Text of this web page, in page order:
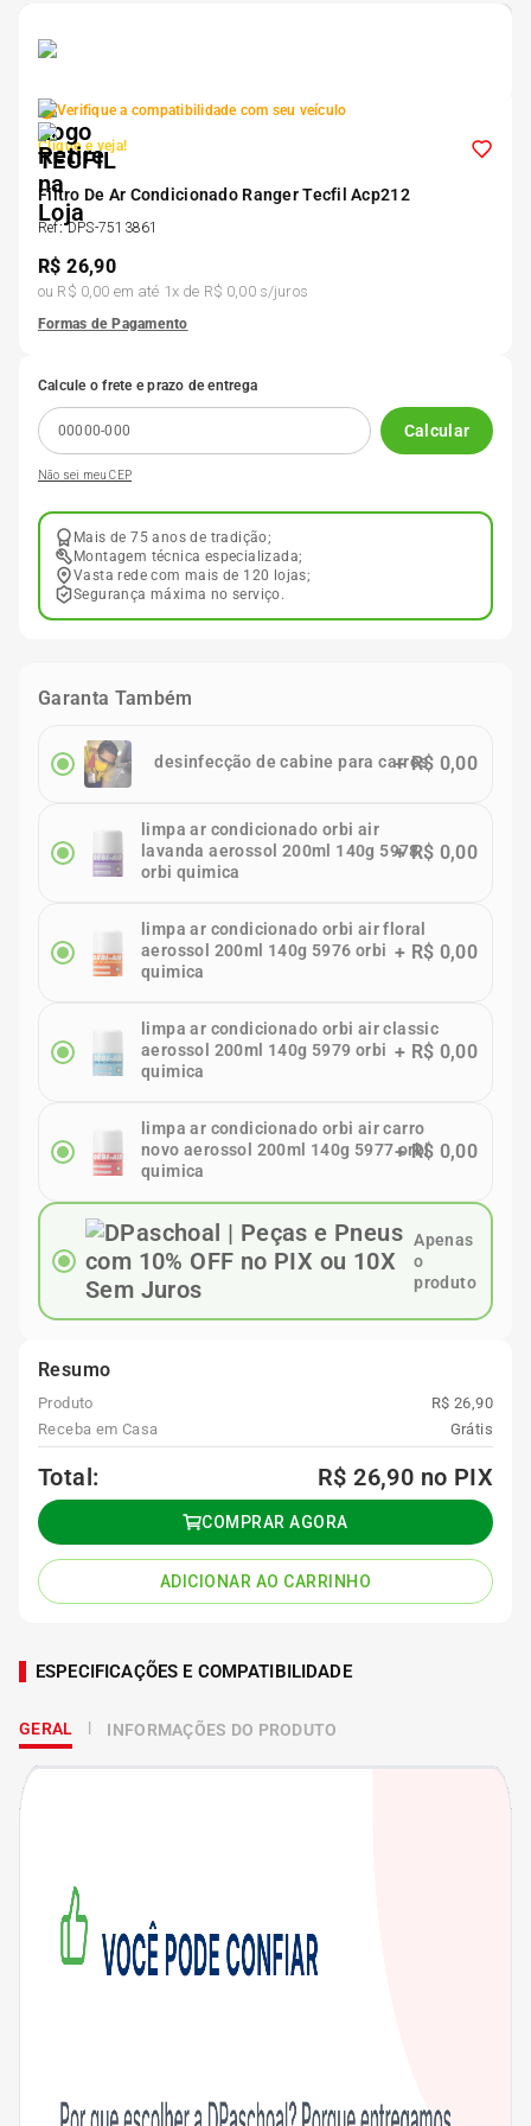
Verifique a compatibilidade com seu veículo
Clique e veja!
Filtro De Ar Condicionado Ranger Tecfil Acp212
Ref: DPS-7513861
R$26,90
ou R$ 0,00 em até 1x de R$ 0,00s/juros
Formas de Pagamento
Calcule o frete e prazo de entrega
Calcular
Não sei meu CEP
Mais de 75 anos de tradição;
Montagem técnica especializada;
Vasta rede com mais de 120 lojas;
Segurança máxima no serviço.
Garanta Também
desinfecção de cabine para carros
+R$ 0,00
limpa ar condicionado orbi air
lavanda aerossol 200ml 140g 5978
orbi quimica
+R$ 0,00
limpa ar condicionado orbi air floral
aerossol 200ml 140g 5976 orbi
quimica
+ R$ 0,00
limpa ar condicionado orbi air classic
aerossol 200ml 140g 5979 orbi
quimica
+ R$ 0,00
limpa ar condicionado orbi air carro
novo aerossol 200ml 140g 5977 orbi
quimica
+R$ 0,00
Apenas
o
produto
Resumo
Produto
R$ 26,90
Receba em Casa
Grátis
Total: R$ 26,90 no PIX
COMPRAR AGORA
ADICIONAR AO CARRINHO
ESPECIFICAÇÕES E COMPATIBILIDADE
GERAL INFORMAÇÕES DO PRODUTO
6º 205 55r16
7
9º 175 65 14
10º 175 70r13